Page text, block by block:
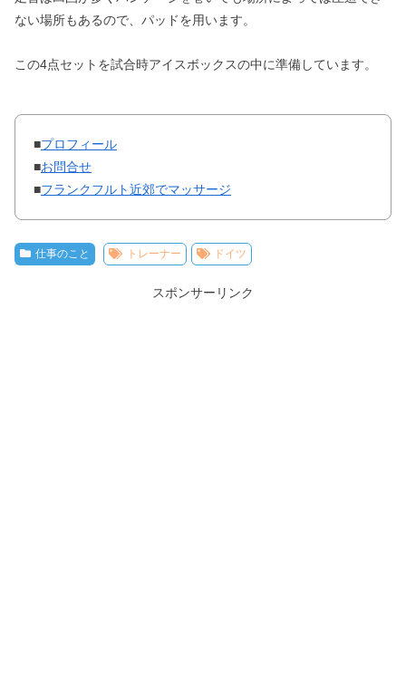
ない場所もあるので、パッドを用います。
この4点セットを試合時アイスボックスの中に準備しています。
■プロフィール
■お問合せ
■フランクフルト近郊でマッサージ
仕事のこと トレーナー ドイツ
スポンサーリンク